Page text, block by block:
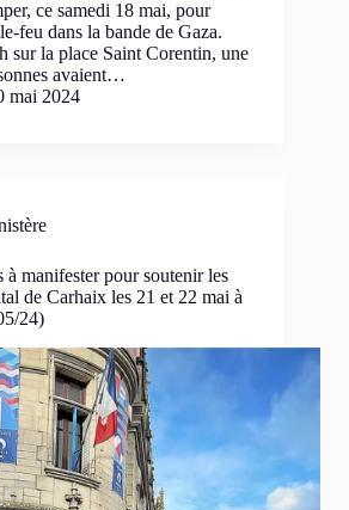
ce samedi 18 mai, pour
feu dans la bande de Gaza.
sur la place Saint Corentin, une
avaient…
mai 2024
à manifester pour soutenir les
de Carhaix les 21 et 22 mai à
24)